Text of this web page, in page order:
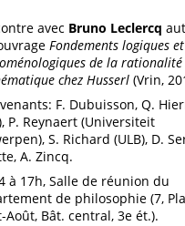
avec Bruno Leclercq
Fondements logiques et
de la rationalité
chez Husserl(Vrin,
F. Dubuisson, Q.
P. Reynaert (Universiteit
S. Richard (ULB), D.
A. Zincq.
à 17h, Salle de réunion du
de philosophie (7,
Août, Bât. central, 3e ét.).